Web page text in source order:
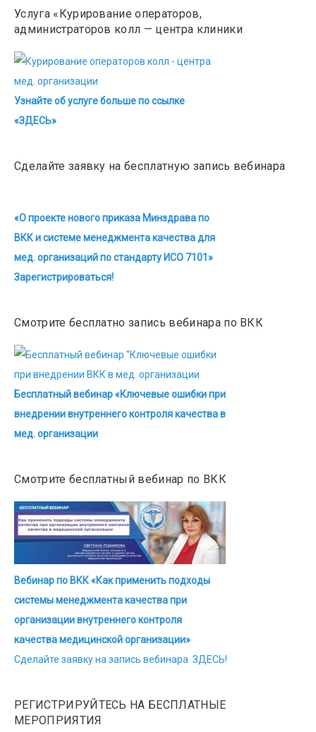
Услуга «Курирование операторов,
администраторов колл — центра клиники
Узнайте об услуге больше по ссылке
«ЗДЕСЬ»
Сделайте заявку на бесплатную запись вебинара
«О проекте нового приказа Минздрава по
ВКК и системе менеджмента качества для
мед. организаций по стандарту ИСО 7101»
Зарегистрироваться!
Смотрите бесплатно запись вебинара по ВКК
Бесплатный вебинар «Ключевые ошибки при
внедрении внутреннего контроля качества в
мед. организации
Смотрите бесплатный вебинар по ВКК
Вебинар по ВКК «Как применить подходы
системы менеджмента качества при
организации внутреннего контроля
качества медицинской организации»
Сделайте заявку на запись вебинара ЗДЕСЬ!
РЕГИСТРИРУЙТЕСЬ НА БЕСПЛАТНЫЕ
МЕРОПРИЯТИЯ